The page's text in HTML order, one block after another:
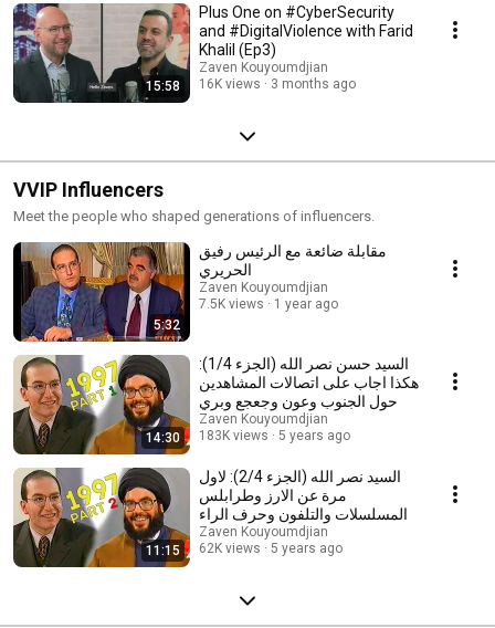
15:58
Plus One on #CyberSecurity
and #DigitalViolence with Farid
Khalil (Ep3)
Zaven Kouyoumdjian
16K views
3 months ago
VVIP Influencers
Meet the people who shaped generations of influencers.
5:32
مقابلة ضائعة مع الرئيس رفيق
الحريري
Zaven Kouyoumdjian
7.5K views
1 year ago
14:30
السيد حسن نصر الله (الجزء 1/4):
هكذا اجاب على اتصالات المشاهدين
حول الجنوب وعون وجعجع وبري
Zaven Kouyoumdjian
183K views
5 years ago
11:15
السيد نصر الله (الجزء 2/4): لاول
مرة عن الارز وطرابلس
والمسلسلات والتلفون وحرف الراء
ونتنياهو
Zaven Kouyoumdjian
62K views
5 years ago